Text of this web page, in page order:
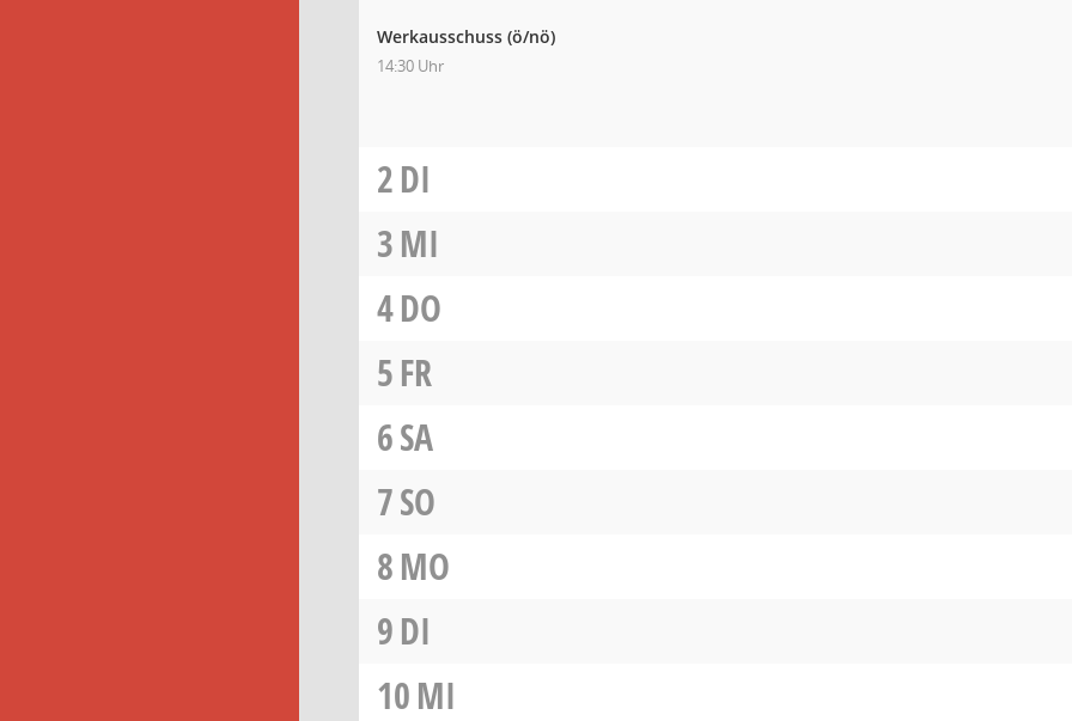
Werkausschuss (ö/nö)
14:30 Uhr
2DI
3MI
4DO
5FR
6SA
7SO
8MO
9DI
10MI